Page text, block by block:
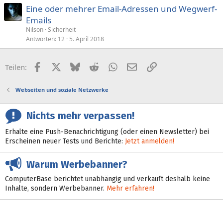
Eine oder mehrer Email-Adressen und Wegwerf-
Emails
Nilson Sicherheit
Antworten 12 5. April 2018
Teilen: FacebookX (Twitter)
BlueskyRedditWhatsApp
E-MailLink
Webseiten und soziale Netzwerke
Nichts mehr verpassen!
Erhalte eine Push-Benachrichtigung (oder einen Newsletter) bei
Erscheinen neuer Tests und Berichte: Jetzt anmelden!
Warum Werbebanner?
ComputerBase berichtet unabhängig und verkauft deshalb keine
Inhalte, sondern Werbebanner. Mehr erfahren!